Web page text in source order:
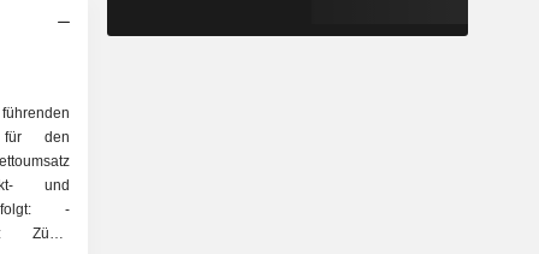
für den
und
folgt: -
Züge,